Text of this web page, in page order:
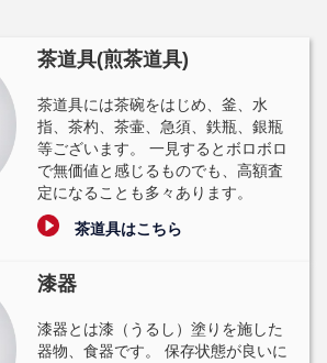
茶道具(煎茶道具)
茶道具には茶碗をはじめ、釜、水
指、茶杓、茶壷、急須、鉄瓶、銀瓶
等ございます。 一見するとボロボロ
で無価値と感じるものでも、高額査
定になることも多々あります。
茶道具はこちら
漆器
漆器とは漆（うるし）塗りを施した
器物、食器です。 保存状態が良いに